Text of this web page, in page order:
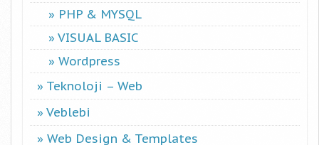
PHP & MYSQL
VISUAL BASIC
Wordpress
Teknoloji – Web
Veblebi
Web Design & Templates